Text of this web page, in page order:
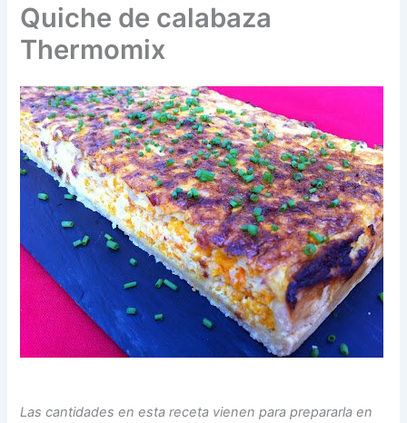
Quiche de calabaza
Thermomix
Las cantidades en esta receta vienen para prepararla en